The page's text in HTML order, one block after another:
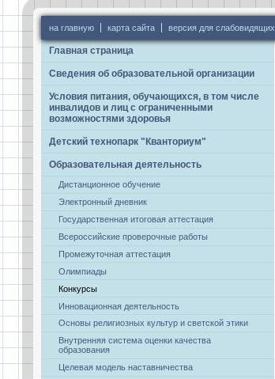
на главную карта сайта версия для слабовидящих
Главная страница
Сведения об образовательной организации
Условия питания, обучающихся, в том числе
инвалидов и лиц с ограниченными
возможностями здоровья
Детский технопарк "Кванториум"
Образовательная деятельность
Дистанционное обучение
Электронный дневник
Государственная итоговая аттестация
Всероссийские проверочные работы
Промежуточная аттестация
Олимпиады
Конкурсы
Инновационная деятельность
Основы религиозных культур и светской этики
Внутренняя система оценки качества
образования
Целевая модель наставничества